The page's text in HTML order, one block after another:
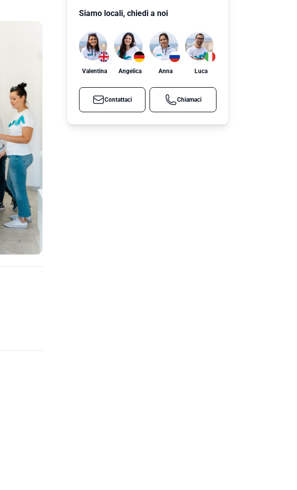
Siamo locali, chiedi a noi
Valentina Angelica Anna Luca
Contattaci Chiamaci